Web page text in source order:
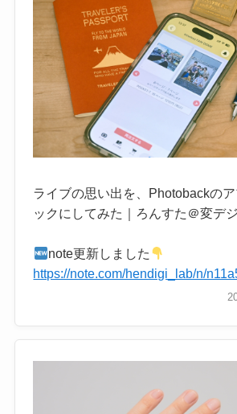
ライブの思い出を、Photobackの
ックにしてみた｜ろんすた＠変デ
note更新しました
https://note.com/hendigi_lab/n/